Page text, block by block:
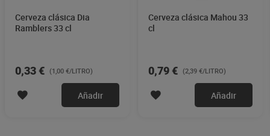
Cerveza clásica Dia
Ramblers 33 cl
0,33 € (1,00 €/LITRO)
Añadir
Cerveza clásica Mahou 33
cl
0,79 € (2,39 €/LITRO)
Añadir